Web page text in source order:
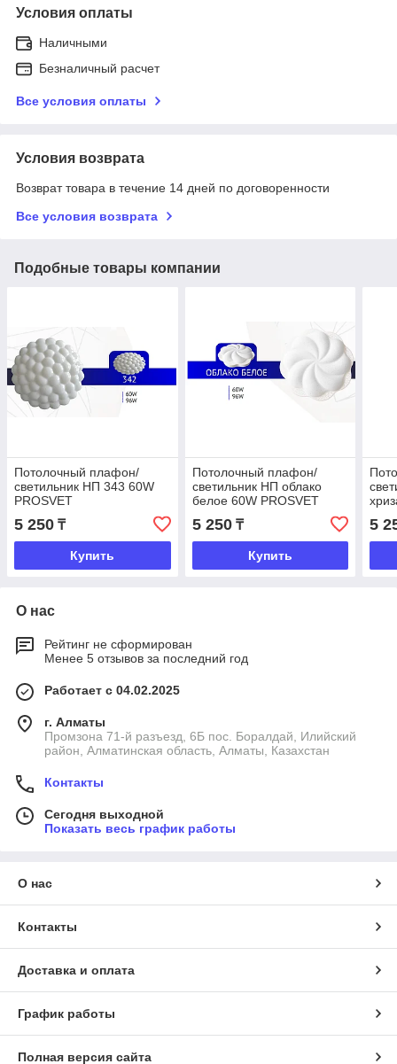
Условия оплаты
Наличными
Безналичный расчет
Все условия оплаты
Условия возврата
Возврат товара в течение 14 дней по договоренности
Все условия возврата
Подобные товары компании
Потолочный плафон/
светильник НП 343 60W
PROSVET
5 250 ₸
Купить
Потолочный плафон/
светильник НП облако
белое 60W PROSVET
5 250₸
Купить
5
О нас
Рейтинг не сформирован
Менее 5 отзывов за последний год
Работает с 04.02.2025
г. Алматы
Промзона 71-й разъезд, 6Б пос. Боралдай, Илийский
район, Алматинская область, Алматы, Казахстан
Контакты
Сегодня выходной
Показать весь график работы
О нас
Контакты
Доставка и оплата
График работы
Полная версия сайта